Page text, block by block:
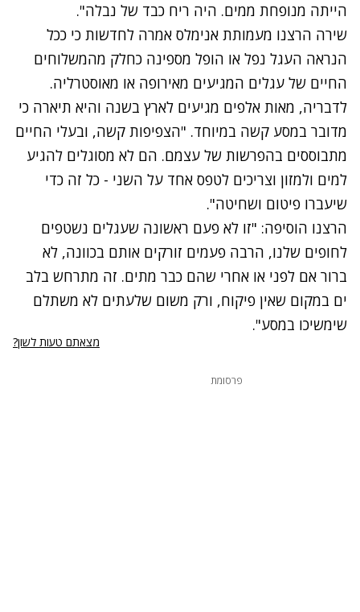
הייתה מנופחת ממים. היה ריח כבד של נבלה".
שירה הרצנו מעמותת אנימלס אמרה לחדשות כי ככל
הנראה העגל נפל או הופל מספינה כחלק מהמשלוחים
החיים של עגלים המגיעים מאירופה או מאוסטרליה.
לדבריה, מאות אלפים מגיעים לארץ בשנה והיא תיארה כי
מדובר במסע קשה במיוחד. "הצפיפות קשה, ובעלי החיים
מתבוססים בהפרשות של עצמם. הם לא מסוגלים להגיע
למים ולמזון וצריכים לטפס אחד על השני - כל זה כדי
שיעברו פיטום ושחיטה".
הרצנו הוסיפה: "זו לא פעם ראשונה שעגלים נשטפים
לחופים שלנו, הרבה פעמים זורקים אותם בכוונה, לא
ברור אם לפני או אחרי שהם כבר מתים. זה מתרחש בלב
ים במקום שאין פיקוח, ורק משום שלעתים לא משתלם
שימשיכו במסע".
מצאתם טעות לשון?
פרסומת